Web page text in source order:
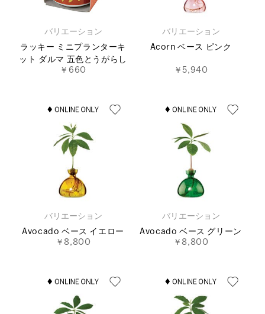
バリエーション
ラッキー ミニプランターキ
ット ダルマ 五色とうがらし
￥660
バリエーション
Acorn ベース ピンク
￥5,940
バリエーション
Avocado ベース イエロー
￥8,800
バリエーション
Avocado ベース グリーン
￥8,800